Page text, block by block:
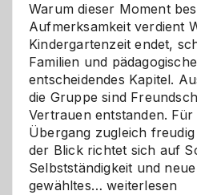
Warum dieser Moment
Aufmerksamkeit verdient
Kindergartenzeit endet,
Familien und
entscheidendes Kapitel.
die Gruppe sind
Vertrauen entstanden.
Übergang zugleich
der Blick richtet sich auf
Selbstständigkeit und
gewähltes…Abschied
weiterlesen